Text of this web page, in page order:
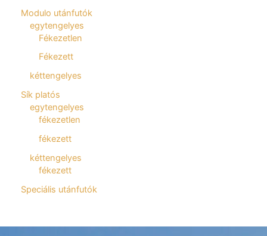
Modulo utánfutók
egytengelyes
Fékezetlen
Fékezett
kéttengelyes
Sík platós
egytengelyes
fékezetlen
fékezett
kéttengelyes
fékezett
Speciális utánfutók